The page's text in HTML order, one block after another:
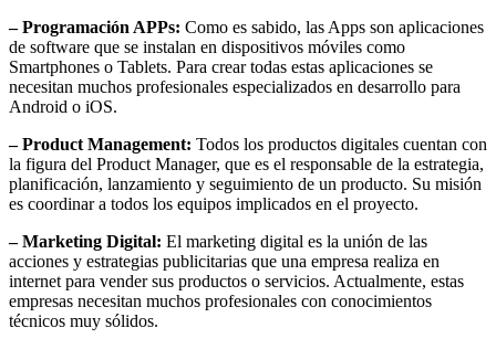
– Programación APPs: Como es sabido, las Apps son aplicaciones
de software que se instalan en dispositivos móviles como
Smartphones o Tablets. Para crear todas estas aplicaciones se
necesitan muchos profesionales especializados en desarrollo para
Android o iOS.
– Product Management: Todos los productos digitales cuentan con
la figura del Product Manager, que es el responsable de la estrategia,
planificación, lanzamiento y seguimiento de un producto. Su misión
es coordinar a todos los equipos implicados en el proyecto.
– Marketing Digital: El marketing digital es la unión de las
acciones y estrategias publicitarias que una empresa realiza en
internet para vender sus productos o servicios. Actualmente, estas
empresas necesitan muchos profesionales con conocimientos
técnicos muy sólidos.